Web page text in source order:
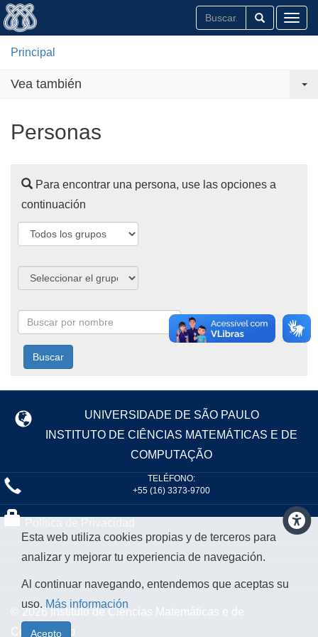
Principal
Vea también
Personas
Para encontrar una persona, use las opciones a
continuación
Buscar
UNIVERSIDADE DE SÃO PAULO
INSTITUTO DE CIÊNCIAS MATEMÁTICAS E DE
COMPUTAÇÃO
TELÉFONO:
+55 (16) 3373-9700
© 2026 Instituto de Ciências Matemáticas e de
Computação
Esta web utiliza cookies propias y de terceros para
analizar y mejorar tu experiencia de navegación.
Al continuar navegando, entendemos que aceptas su
uso. Más información
Acepto